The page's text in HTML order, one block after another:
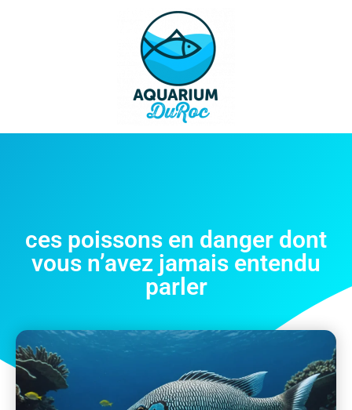
ces poissons en danger dont
vous n’avez jamais entendu
parler